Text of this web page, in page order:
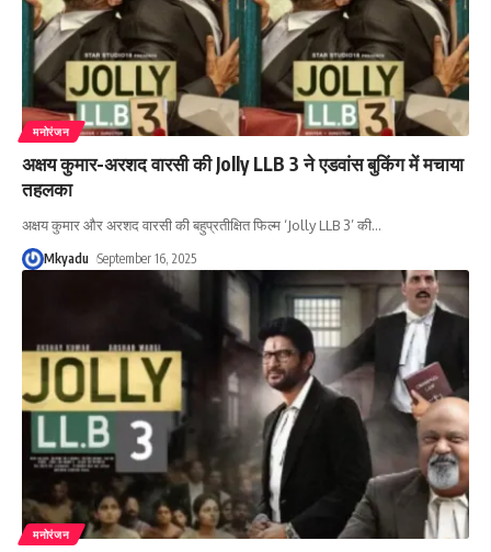
मनोरंजन
अक्षय कुमार-अरशद वारसी की Jolly LLB 3 ने एडवांस बुकिंग में मचाया
तहलका
अक्षय कुमार और अरशद वारसी की बहुप्रतीक्षित फिल्म ‘Jolly LLB 3’ की…
Mkyadu September 16, 2025
मनोरंजन